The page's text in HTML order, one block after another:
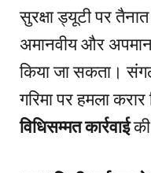
सुरक्षा ड्यूटी पर
अमानवीय और
किया जा सकता।
गरिमा पर हमला
विधिसम्मत कार्रवाईकी